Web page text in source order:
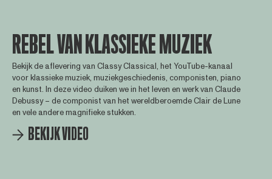
REBEL VAN KLASSIEKE MUZIEK
Bekijk de aflevering van Classy Classical, het YouTube-kanaal
voor klassieke muziek, muziekgeschiedenis, componisten, piano
en kunst. In deze video duiken we in het leven en werk van Claude
Debussy – de componist van het wereldberoemde Clair de Lune
en vele andere magnifieke stukken.
BEKIJK VIDEO